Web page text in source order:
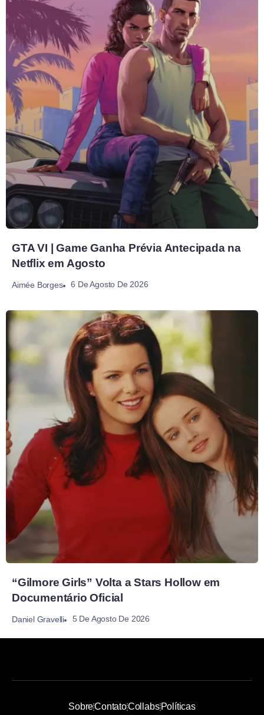
GTA VI | Game Ganha Prévia Antecipada na
Netflix em Agosto
Aimée Borges 6 De Agosto De 2026
“Gilmore Girls” Volta a Stars Hollow em
Documentário Oficial
Daniel Gravelli 5 De Agosto De 2026
SobreContatoCollabsPolíticas